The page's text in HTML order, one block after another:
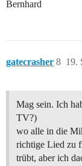
Bernhard
gatecrasher 19.
8
Mag sein. Ich
TV?)
wo alle in die
richtige Lied zu
trübt, aber ich